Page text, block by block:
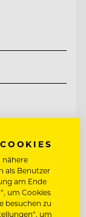
nähere
als Benutzer
am Ende
um Cookies
besuchen zu
um